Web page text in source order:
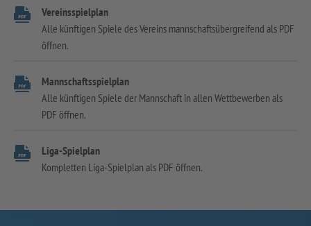
Vereinsspielplan
Alle künftigen Spiele des Vereins mannschaftsübergreifend als PDF
öffnen.
Mannschaftsspielplan
Alle künftigen Spiele der Mannschaft in allen Wettbewerben als
PDF öffnen.
Liga-Spielplan
Kompletten Liga-Spielplan als PDF öffnen.